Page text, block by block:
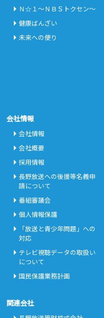
Ｎ☆１～ＮＢＳトクセン～
健康ばんざい
未来への便り
会社情報
会社情報
会社概要
採用情報
長野放送への後援等名義申
請について
番組審議会
個人情報保護
「放送と青少年問題」への
対応
テレビ視聴データの取扱い
について
国民保護業務計画
関連会社